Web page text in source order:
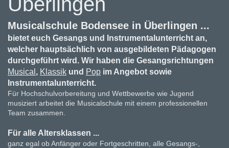
Musicalschule Bodensee in Überlingen ...
bietet euch Gesangs und Instrumentalunterricht an,
welcher hauptsächlich von ausgebildeten Pädagogen
durchgeführt wird. Wir haben die Gesangsrichtungen
Musical , Klassik und Pop im Angebot sowie
Instrumentalunterricht.
Für Hochschulvorbereitung und Wettbewerbe wie Jugend
musiziert arbeitet die Musicalschule mit einem professionellen
Team zusammen.
Für alle Altersklassen ...
ganz egal ob Anfänger oder Fortgeschritten, alle Gesangs-,